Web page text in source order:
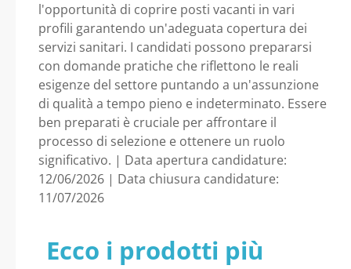
l'opportunità di coprire posti vacanti in vari
profili garantendo un'adeguata copertura dei
servizi sanitari. I candidati possono prepararsi
con domande pratiche che riflettono le reali
esigenze del settore puntando a un'assunzione
di qualità a tempo pieno e indeterminato. Essere
ben preparati è cruciale per affrontare il
processo di selezione e ottenere un ruolo
significativo. | Data apertura candidature:
12/06/2026 | Data chiusura candidature:
11/07/2026
Ecco i prodotti più